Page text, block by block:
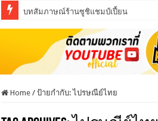
บทสัมภาษณ์ร้านซูชิแชมป์เปี้ยน
Home / ป้ายกำกับ:ไปรษณีย์ไทย